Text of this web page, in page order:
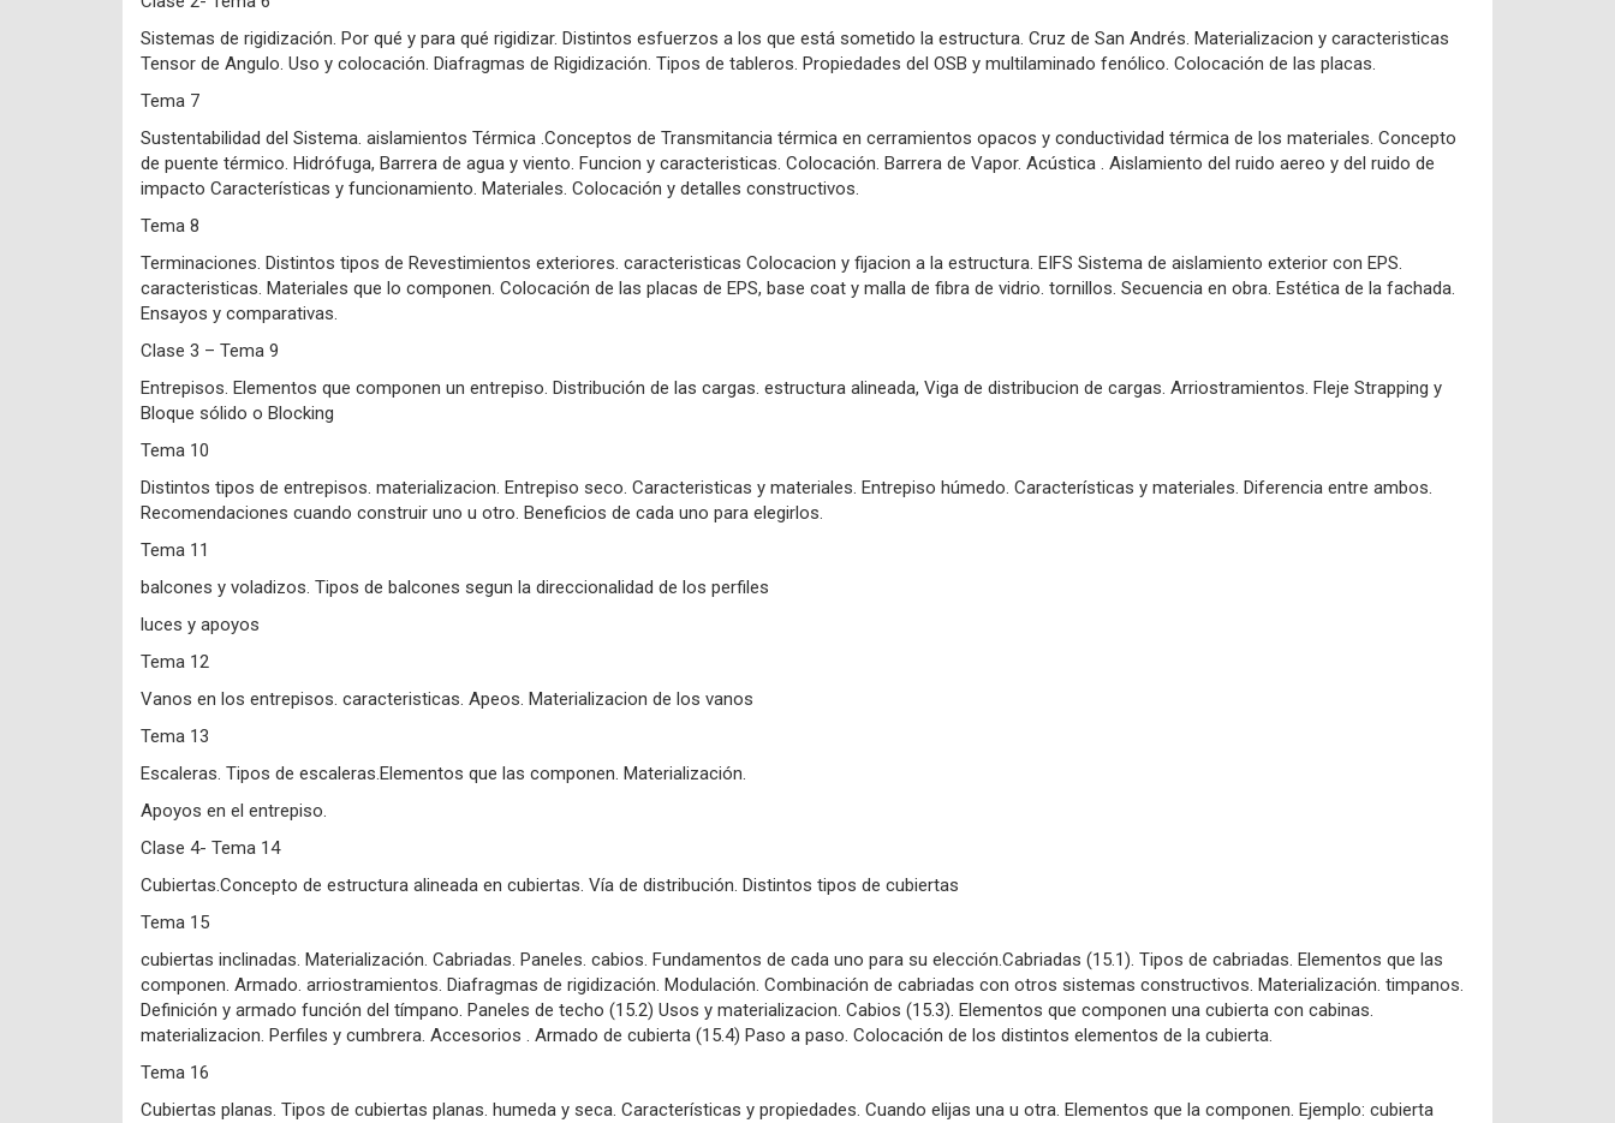
Sistemas de rigidización. Por qué y para qué rigidizar. Distintos esfuerzos a los que está sometido la estructura. Cruz de San Andrés. Materializacion y caracteristicas
Tensor de Angulo. Uso y colocación. Diafragmas de Rigidización. Tipos de tableros. Propiedades del OSB y multilaminado fenólico. Colocación de las placas.
Tema 7
Sustentabilidad del Sistema. aislamientos Térmica .Conceptos de Transmitancia térmica en cerramientos opacos y conductividad térmica de los materiales. Concepto
de puente térmico. Hidrófuga, Barrera de agua y viento. Funcion y caracteristicas. Colocación. Barrera de Vapor. Acústica . Aislamiento del ruido aereo y del ruido de
impacto Características y funcionamiento. Materiales. Colocación y detalles constructivos.
Tema 8
Terminaciones. Distintos tipos de Revestimientos exteriores. caracteristicas Colocacion y fijacion a la estructura. EIFS Sistema de aislamiento exterior con EPS.
caracteristicas. Materiales que lo componen. Colocación de las placas de EPS, base coat y malla de fibra de vidrio. tornillos. Secuencia en obra. Estética de la fachada.
Ensayos y comparativas.
Clase 3 – Tema 9
Entrepisos. Elementos que componen un entrepiso. Distribución de las cargas. estructura alineada, Viga de distribucion de cargas. Arriostramientos. Fleje Strapping y
Bloque sólido o Blocking
Tema 10
Distintos tipos de entrepisos. materializacion. Entrepiso seco. Caracteristicas y materiales. Entrepiso húmedo. Características y materiales. Diferencia entre ambos.
Recomendaciones cuando construir uno u otro. Beneficios de cada uno para elegirlos.
Tema 11
balcones y voladizos. Tipos de balcones segun la direccionalidad de los perfiles
luces y apoyos
Tema 12
Vanos en los entrepisos. caracteristicas. Apeos. Materializacion de los vanos
Tema 13
Escaleras. Tipos de escaleras.Elementos que las componen. Materialización.
Apoyos en el entrepiso.
Clase 4- Tema 14
Cubiertas.Concepto de estructura alineada en cubiertas. Vía de distribución. Distintos tipos de cubiertas
Tema 15
cubiertas inclinadas. Materialización. Cabriadas. Paneles. cabios. Fundamentos de cada uno para su elección.Cabriadas (15.1). Tipos de cabriadas. Elementos que las
componen. Armado. arriostramientos. Diafragmas de rigidización. Modulación. Combinación de cabriadas con otros sistemas constructivos. Materialización. timpanos.
Definición y armado función del tímpano. Paneles de techo (15.2) Usos y materializacion. Cabios (15.3). Elementos que componen una cubierta con cabinas.
materializacion. Perfiles y cumbrera. Accesorios . Armado de cubierta (15.4) Paso a paso. Colocación de los distintos elementos de la cubierta.
Tema 16
Cubiertas planas. Tipos de cubiertas planas. humeda y seca. Características y propiedades. Cuando elijas una u otra. Elementos que la componen. Ejemplo: cubierta